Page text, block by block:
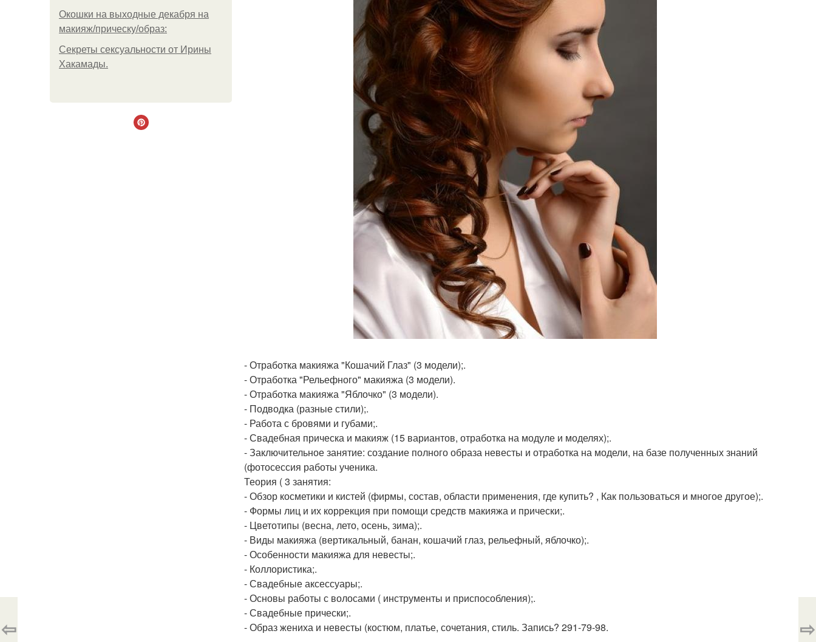
Окошки на выходные декабря на
макияж/прическу/образ:
Секреты сексуальности от Ирины
Хакамады.
- Отработка макияжа "Кошачий Глаз" (3 модели);.
- Отработка "Рельефного" макияжа (3 модели).
- Отработка макияжа "Яблочко" (3 модели).
- Подводка (разные стили);.
- Работа с бровями и губами;.
- Свадебная прическа и макияж (15 вариантов, отработка на модуле и моделях);.
- Заключительное занятие: создание полного образа невесты и отработка на модели, на базе полученных знаний
(фотосессия работы ученика.
Теория ( 3 занятия:
- Обзор косметики и кистей (фирмы, состав, области применения, где купить? , Как пользоваться и многое другое);.
- Формы лиц и их коррекция при помощи средств макияжа и прически;.
- Цветотипы (весна, лето, осень, зима);.
- Виды макияжа (вертикальный, банан, кошачий глаз, рельефный, яблочко);.
- Особенности макияжа для невесты;.
- Коллористика;.
- Свадебные аксессуары;.
- Основы работы с волосами ( инструменты и приспособления);.
- Свадебные прически;.
- Образ жениха и невесты (костюм, платье, сочетания, стиль. Запись? 291-79-98.
⇦ ⇨